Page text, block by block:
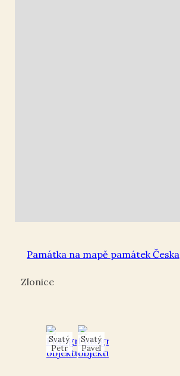
Památka na mapě památek Česka
Zlonice
Svatý
Petr
Svatý
Pavel